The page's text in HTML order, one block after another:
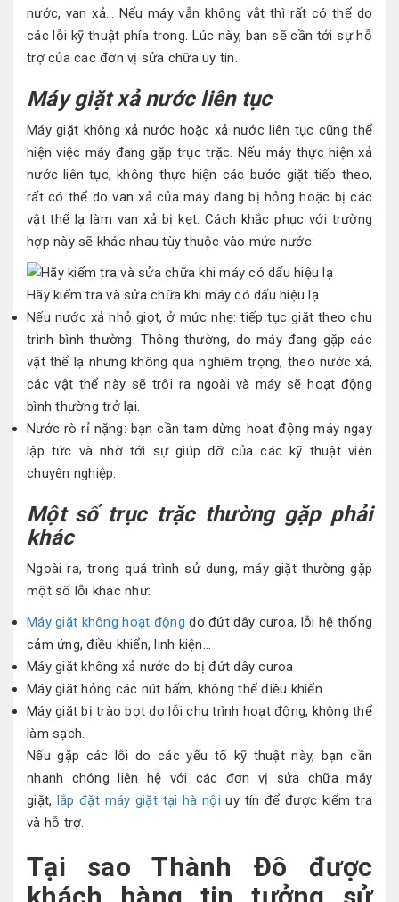
nước, van xả… Nếu máy vẫn không vắt thì rất có thể do
các lỗi kỹ thuật phía trong. Lúc này, bạn sẽ cần tới sự hỗ
trợ của các đơn vị sửa chữa uy tín.
Máy giặt xả nước liên tục
Máy giặt không xả nước hoặc xả nước liên tục cũng thể
hiện việc máy đang gặp trục trặc. Nếu máy thực hiện xả
nước liên tục, không thực hiện các bước giặt tiếp theo,
rất có thể do van xả của máy đang bị hỏng hoặc bị các
vật thể lạ làm van xả bị kẹt. Cách khắc phục với trường
hợp này sẽ khác nhau tùy thuộc vào mức nước:
Hãy kiểm tra và sửa chữa khi máy có dấu hiệu lạ
Nếu nước xả nhỏ giọt, ở mức nhẹ: tiếp tục giặt theo chu
trình bình thường. Thông thường, do máy đang gặp các
vật thể lạ nhưng không quá nghiêm trọng, theo nước xả,
các vật thể này sẽ trôi ra ngoài và máy sẽ hoạt động
bình thường trở lại.
Nước rò rỉ nặng: bạn cần tạm dừng hoạt động máy ngay
lập tức và nhờ tới sự giúp đỡ của các kỹ thuật viên
chuyên nghiệp.
Một số trục trặc thường gặp phải
khác
Ngoài ra, trong quá trình sử dụng, máy giặt thường gặp
một số lỗi khác như:
Máy giặt không hoạt động do đứt dây curoa, lỗi hệ thống
cảm ứng, điều khiển, linh kiện…
Máy giặt không xả nước do bị đứt dây curoa
Máy giặt hỏng các nút bấm, không thể điều khiển
Máy giặt bị trào bọt do lỗi chu trình hoạt động, không thể
làm sạch.
Nếu gặp các lỗi do các yếu tố kỹ thuật này, bạn cần
nhanh chóng liên hệ với các đơn vị sửa chữa máy
giặt, lắp đặt máy giặt tại hà nội uy tín để được kiểm tra
và hỗ trợ.
Tại sao Thành Đô được